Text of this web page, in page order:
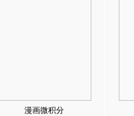
漫画微积分